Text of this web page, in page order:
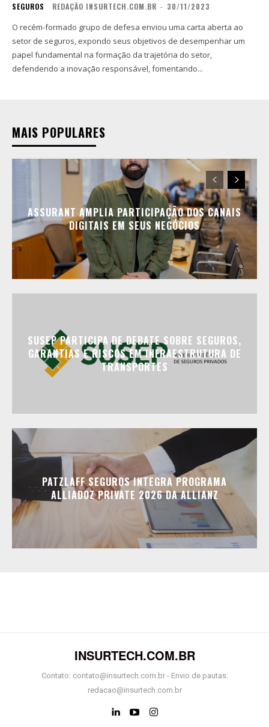
SEGUROS REDAÇÃO INSURTECH.COM.BR - 30/11/2023
O recém-formado grupo de defesa enviou uma carta aberta ao
setor de seguros, expondo seus objetivos de desempenhar um
papel fundamental na formação da trajetória do setor,
defendendo a inovação responsável, fomentando...
MAIS POPULARES
ASSURANT AMPLIA PARTICIPAÇÃO DOS CANAIS
DIGITAIS EM SEUS NEGÓCIOS
SUSEP PARTICIPA DE DEBATE SOBRE SEGUROS,
GARANTIAS E RISCOS EM INFRAESTRUTURA DE
TRANSPORTES
PATZLAFF SEGUROS INTEGRA PROGRAMA
ALLIADOZ PRIVATE 2026 DA ALLIANZ
INSURTECH.COM.BR
Contato: contato@insurtech.com.br - Envio de pautas:
redacao@insurtech.com.br